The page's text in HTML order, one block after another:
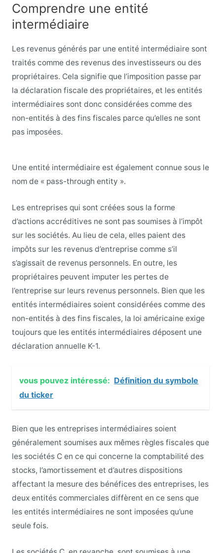
Comprendre une entité
intermédiaire
Les revenus générés par une entité intermédiaire sont
traités comme des revenus des investisseurs ou des
propriétaires. Cela signifie que l’imposition passe par
la déclaration fiscale des propriétaires, et les entités
intermédiaires sont donc considérées comme des
non-entités à des fins fiscales parce qu’elles ne sont
pas imposées.
Une entité intermédiaire est également connue sous le
nom de « pass-through entity ».
Les entreprises qui sont créées sous la forme
d’actions accréditives ne sont pas soumises à l’impôt
sur les sociétés. Au lieu de cela, elles paient des
impôts sur les revenus d’entreprise comme s’il
s’agissait de revenus personnels. En outre, les
propriétaires peuvent imputer les pertes de
l’entreprise sur leurs revenus personnels. Bien que les
entités intermédiaires soient considérées comme des
non-entités à des fins fiscales, la loi américaine exige
toujours que les entités intermédiaires déposent une
déclaration annuelle K-1.
vous pouvez intéressé: Définition du symbole
du ticker
Bien que les entreprises intermédiaires soient
généralement soumises aux mêmes règles fiscales que
les sociétés C en ce qui concerne la comptabilité des
stocks, l’amortissement et d’autres dispositions
affectant la mesure des bénéfices des entreprises, les
deux entités commerciales diffèrent en ce sens que
les entités intermédiaires ne sont imposées qu’une
seule fois.